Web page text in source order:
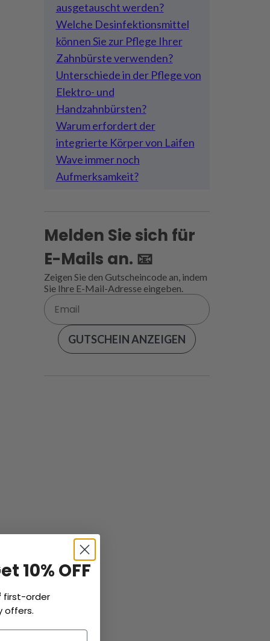
ausgetauscht werden?
Welche Desinfektionsmittel
können Sie zur Pflege Ihrer
Zahnbürste verwenden?
Unterschiede in der Pflege von
Elektro- und
Handzahnbürsten?
Warum erfordert der
integrierte Körper von Laifen
Wave immer noch
Aufmerksamkeit?
Melden Sie sich für
E-Mails an. 📧
Zeigen Sie den Gutscheincode an, indem
Sie Ihre E-Mail-Adresse eingeben.
GUTSCHEIN ANZEIGEN
10% OFF
first-order
offers.